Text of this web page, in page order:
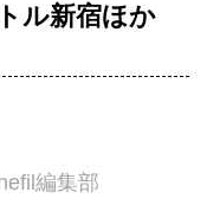
ル新宿ほか
編集部